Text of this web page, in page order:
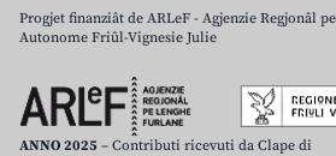
Progjet finanziât de ARLeF - Agjenzie Regjonâl
Autonome Friûl-Vignesie Julie
ANNO 2025 – Contributi ricevuti da Clape di